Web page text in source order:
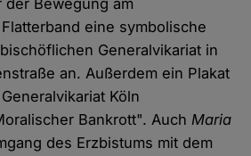
Bewegung am
eine symbolische
Generalvikariat in
an. Außerdem ein Plakat
Köln
Bankrott". AuchMaria
des Erzbistums mit dem